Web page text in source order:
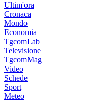
Ultim'ora
Cronaca
Mondo
Economia
TgcomLab
Televisione
TgcomMag
Video
Schede
Sport
Meteo